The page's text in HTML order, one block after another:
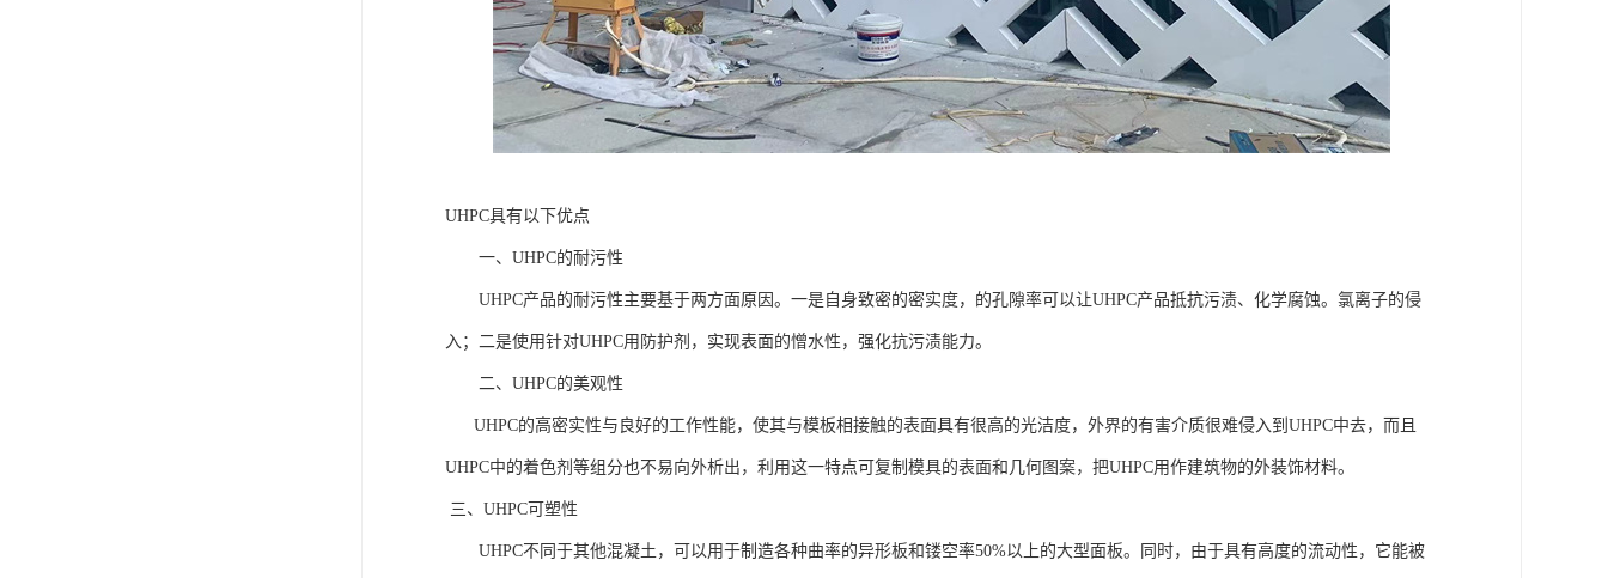
UHPC具有以下优点
一、UHPC的耐污性
UHPC产品的耐污性主要基于两方面原因。一是自身致密的密实度，的孔隙率可以让UHPC产品抵抗污渍、化学腐蚀。氯离子的侵
入；二是使用针对UHPC用防护剂，实现表面的憎水性，强化抗污渍能力。
二、UHPC的美观性
UHPC的高密实性与良好的工作性能，使其与模板相接触的表面具有很高的光洁度，外界的有害介质很难侵入到UHPC中去，而且
UHPC中的着色剂等组分也不易向外析出，利用这一特点可复制模具的表面和几何图案，把UHPC用作建筑物的外装饰材料。
三、UHPC可塑性
UHPC不同于其他混凝土，可以用于制造各种曲率的异形板和镂空率50%以上的大型面板。同时，由于具有高度的流动性，它能被